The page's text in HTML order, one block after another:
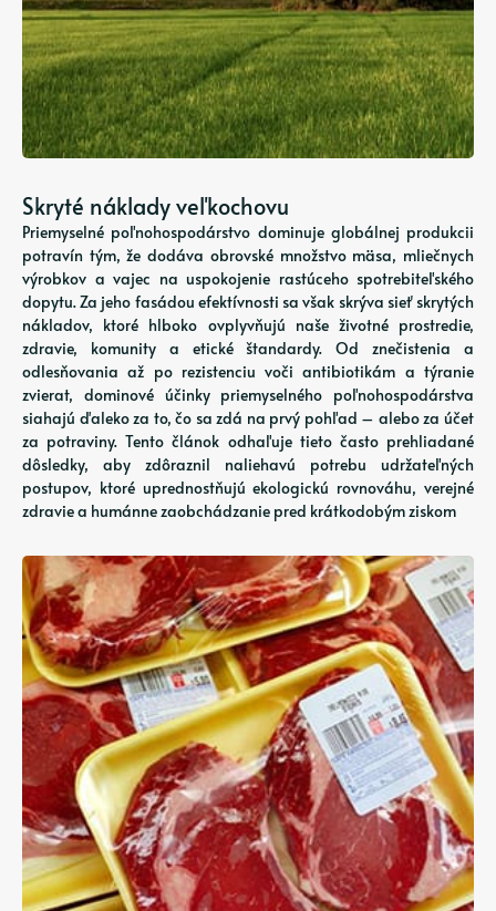
Skryté náklady veľkochovu
Priemyselné poľnohospodárstvo dominuje globálnej produkcii
potravín tým, že dodáva obrovské množstvo mäsa, mliečnych
výrobkov a vajec na uspokojenie rastúceho spotrebiteľského
dopytu. Za jeho fasádou efektívnosti sa však skrýva sieť skrytých
nákladov, ktoré hlboko ovplyvňujú naše životné prostredie,
zdravie, komunity a etické štandardy. Od znečistenia a
odlesňovania až po rezistenciu voči antibiotikám a týranie
zvierat, dominové účinky priemyselného poľnohospodárstva
siahajú ďaleko za to, čo sa zdá na prvý pohľad – alebo za účet
za potraviny. Tento článok odhaľuje tieto často prehliadané
dôsledky, aby zdôraznil naliehavú potrebu udržateľných
postupov, ktoré uprednostňujú ekologickú rovnováhu, verejné
zdravie a humánne zaobchádzanie pred krátkodobým ziskom